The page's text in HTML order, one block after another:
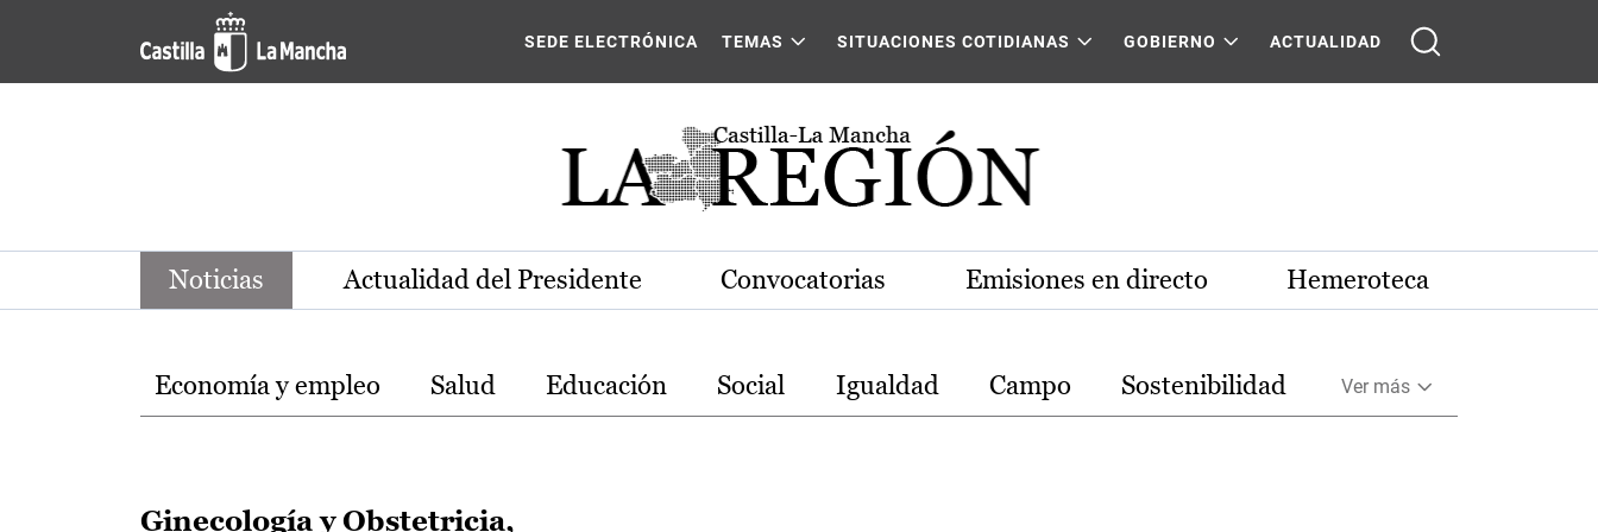
Pasar al contenido principal
Noticias de la región de Castilla-La Mancha
SEDE ELECTRÓNICA TEMAS SITUACIONES COTIDIANAS GOBIERNO ACTUALIDAD
Noticias Actualidad del Presidente Convocatorias Emisiones en directo Hemeroteca
Temas
Economía y empleo Salud Educación Social Igualdad Campo Sostenibilidad Ver más
Ginecología y Obstetricia,